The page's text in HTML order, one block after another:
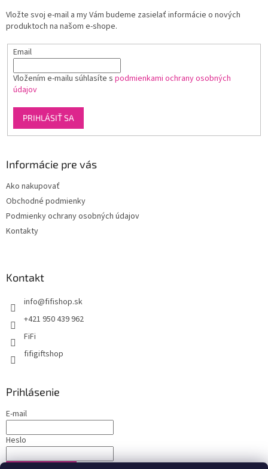
Vložte svoj e-mail a my Vám budeme zasielať informácie o nových
produktoch na našom e-shope.
Email
Vložením e-mailu súhlasíte s podmienkami ochrany osobných
údajov
PRIHLÁSIŤ SA
Informácie pre vás
Ako nakupovať
Obchodné podmienky
Podmienky ochrany osobných údajov
Kontakty
Kontakt
info@fifishop.sk
+421 950 439 962
FiFi
fifigiftshop
Prihlásenie
E-mail
Heslo